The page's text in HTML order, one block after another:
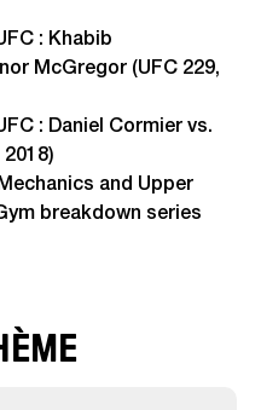
: Khabib
McGregor (UFC 229,
: Daniel Cormier vs.
and Upper
breakdown series